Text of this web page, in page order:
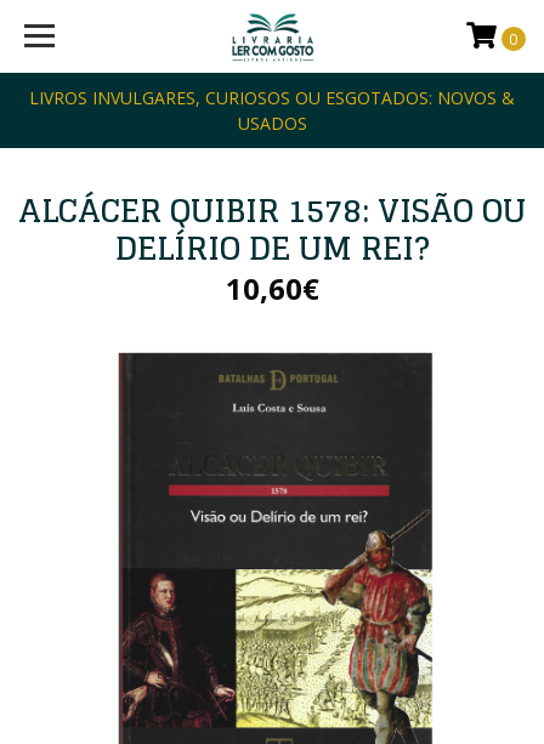
LIVROS INVULGARES, CURIOSOS OU ESGOTADOS: NOVOS &
USADOS
0
ALCÁCER QUIBIR 1578: VISÃO OU
DELÍRIO DE UM REI?
10,60€